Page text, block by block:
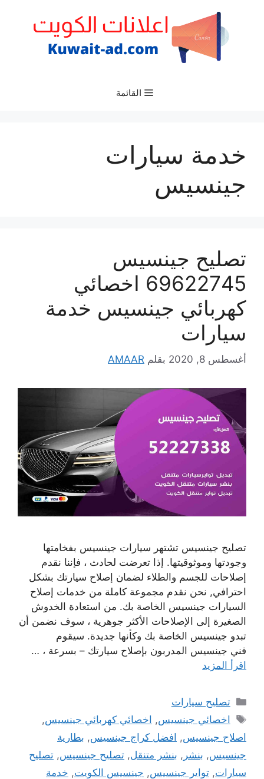
القائمة
خدمة سيارات
جينسيس
تصليح جينسيس
69622745 اخصائي
كهربائي جينسيس خدمة
سيارات
أغسطس 8, 2020 بقلم AMAAR
تصليح جينسيس تشتهر سيارات جينسيس بفخامتها
وجودتها وموثوقيتها. إذا تعرضت لحادث ، فإننا نقدم
إصلاحات للجسم والطلاء لضمان إصلاح سيارتك بشكل
احترافي, نحن نقدم مجموعة كاملة من خدمات إصلاح
السيارات جينسيس الخاصة بك. من استعادة الخدوش
الصغيرة إلى الإصلاحات الأكثر جوهرية ، سوف نضمن أن
تبدو جينسيس الخاصة بك وكأنها جديدة. سيقوم
فني جينسيس المدربون بإصلاح سيارتك – بسرعة ، …
اقرأ المزيد
التصنيفات
تصليح سيارات
الوسوم
اخصائي جينسيس, اخصائي كهربائي جينسيس,
اصلاح جينسيس, افضل كراج جينسيس, بطارية
جينسيس, بنشر , بنشر متنقل, تصليح جينسيس, تصليح
سيارات, تواير جينسيس, جينسيس الكويت, خدمة